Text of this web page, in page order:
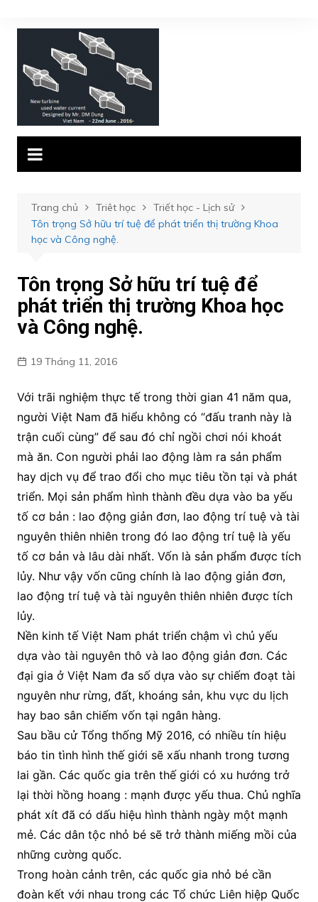
đến
Trang chủ Triêt học
Triết học - Lịch sử
Tôn trọng Sở hữu trí tuệ để phát triển thị trường Khoa
học và Công nghệ.
Tôn trọng Sở hữu trí tuệ để
phát triển thị trường Khoa học
và Công nghệ.
19 Tháng 11, 2016
Với trãi nghiệm thực tế trong thời gian 41 năm qua,
người Việt Nam đã hiểu không có “đấu tranh này là
trận cuối cùng” để sau đó chỉ ngồi chơi nói khoát
mà ăn. Con người phải lao động làm ra sản phẩm
hay dịch vụ để trao đổi cho mục tiêu tồn tại và phát
triển. Mọi sản phẩm hình thành đều dựa vào ba yếu
tố cơ bản : lao động giản đơn, lao động trí tuệ và tài
nguyên thiên nhiên trong đó lao động trí tuệ là yếu
tố cơ bản và lâu dài nhất. Vốn là sản phẩm được tích
lủy. Như vậy vốn cũng chính là lao động giản đơn,
lao động trí tuệ và tài nguyên thiên nhiên được tích
lủy.
Nền kinh tế Việt Nam phát triển chậm vì chủ yếu
dựa vào tài nguyên thô và lao động giản đơn. Các
đại gia ở Việt Nam đa số dựa vào sự chiếm đoạt tài
nguyên như rừng, đất, khoáng sản, khu vực du lịch
hay bao sân chiếm vốn tại ngân hàng.
Sau bầu cử Tổng thống Mỹ 2016, có nhiều tín hiệu
báo tin tình hình thế giới sẽ xấu nhanh trong tương
lai gần. Các quốc gia trên thế giới có xu hướng trở
lại thời hồng hoang : mạnh được yếu thua. Chủ nghĩa
phát xít đã có dấu hiệu hình thành ngày một mạnh
mẻ. Các dân tộc nhỏ bé sẽ trở thành miếng mồi của
những cường quốc.
Trong hoàn cảnh trên, các quốc gia nhỏ bé cần
đoàn kết với nhau trong các Tổ chức Liên hiệp Quốc